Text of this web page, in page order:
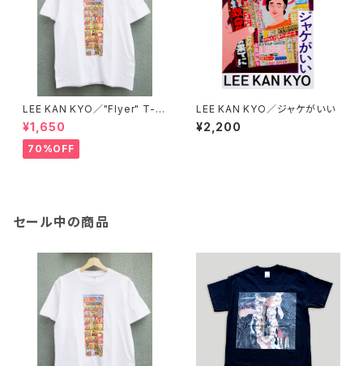
LEE KAN KYO／"Flyer" T-s
hirt
¥1,650
70%OFF
LEE KAN KYO／ジャケがいい
¥2,200
セール中の商品